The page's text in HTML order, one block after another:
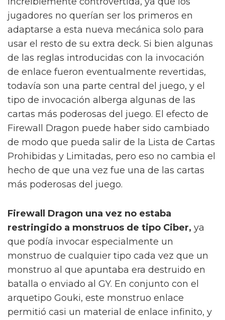
jugadores no querían ser los primeros en
adaptarse a esta nueva mecánica solo para
usar el resto de su extra deck. Si bien algunas
de las reglas introducidas con la invocación
de enlace fueron eventualmente revertidas,
todavía son una parte central del juego, y el
tipo de invocación alberga algunas de las
cartas más poderosas del juego. El efecto de
Firewall Dragon puede haber sido cambiado
de modo que pueda salir de la Lista de Cartas
Prohibidas y Limitadas, pero eso no cambia el
hecho de que una vez fue una de las cartas
más poderosas del juego.
Firewall Dragon una vez no estaba
restringido a monstruos de tipo Ciber, ya
que podía invocar especialmente un
monstruo de cualquier tipo cada vez que un
monstruo al que apuntaba era destruido en
batalla o enviado al GY. En conjunto con el
arquetipo Gouki, este monstruo enlace
permitió casi un material de enlace infinito, y